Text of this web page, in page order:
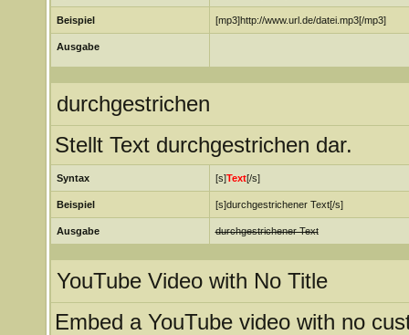
Beispiel [mp3]http://www.url.de/datei.mp3[/mp3]
Ausgabe
durchgestrichen
Stellt Text durchgestrichen dar.
Syntax [s]Text[/s]
Beispiel [s]durchgestrichener Text[/s]
Ausgabe durchgestrichener Text
YouTube Video with No Title
Embed a YouTube video with no